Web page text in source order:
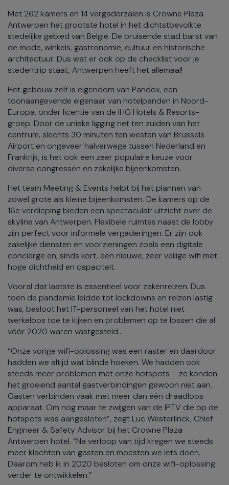
Met 262 kamers en 14 vergaderzalen is Crowne Plaza
Antwerpen het grootste hotel in het dichtstbevolkte
stedelijke gebied van België. De bruisende stad barst van
de mode, winkels, gastronomie, cultuur en historische
architectuur. Dus wat er ook op de checklist voor je
stedentrip staat, Antwerpen heeft het allemaal!
Het gebouw zelf is eigendom van Pandox, een
toonaangevende eigenaar van hotelpanden in Noord-
Europa, onder licentie van de IHG Hotels & Resorts-
groep. Door de unieke ligging net ten zuiden van het
centrum, slechts 30 minuten ten westen van Brussels
Airport en ongeveer halverwege tussen Nederland en
Frankrijk, is het ook een zeer populaire keuze voor
diverse congressen en zakelijke bijeenkomsten.
Het team Meeting & Events helpt bij het plannen van
zowel grote als kleine bijeenkomsten. De kamers op de
16e verdieping bieden een spectaculair uitzicht over de
skyline van Antwerpen. Flexibele ruimtes naast de lobby
zijn perfect voor informele vergaderingen. Er zijn ook
zakelijke diensten en voorzieningen zoals een digitale
conciërge en, sinds kort, een nieuwe, zeer veilige wifi met
hoge dichtheid en capaciteit.
Vooral dat laatste is essentieel voor zakenreizen. Dus
toen de pandemie leidde tot lockdowns en reizen lastig
was, besloot het IT-personeel van het hotel niet
werkeloos toe te kijken en problemen op te lossen die al
vóór 2020 waren vastgesteld...
“Onze vorige wifi-oplossing was een raster en daardoor
hadden we altijd wat blinde hoeken. We hadden ook
steeds meer problemen met onze hotspots – ze konden
het groeiend aantal gastverbindingen gewoon niet aan.
Gasten verbinden vaak met meer dan één draadloos
apparaat. Om nog maar te zwijgen van de IPTV die op de
hotspots was aangesloten”, zegt Luc Westerlinck, Chief
Engineer & Safety Advisor bij het Crowne Plaza
Antwerpen hotel. “Na verloop van tijd kregen we steeds
meer klachten van gasten en moesten we iets doen.
Daarom heb ik in 2020 besloten om onze wifi-oplossing
verder te ontwikkelen.”